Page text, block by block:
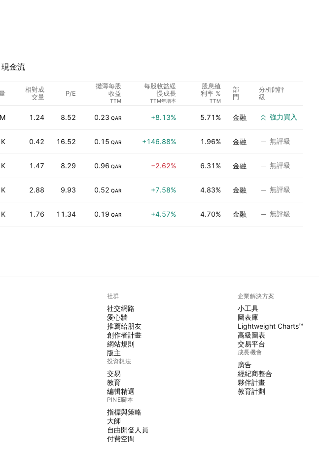
現金流
相對成
交量
P/E
攤薄每股
收益
TTM
每股收益緩
慢成長
TTM年增率
股息殖
利率 %
TTM
部
門
分析師評
級
1.24 8.52 0.23 QAR +8.13% 5.71% 金融 強力買入
0.42 16.52 0.15 QAR +146.88% 1.96% 金融 無評級
1.47 8.29 0.96 QAR −2.62% 6.31% 金融 無評級
2.88 9.93 0.52 QAR +7.58% 4.83% 金融 無評級
1.76 11.34 0.19 QAR +4.57% 4.70% 金融 無評級
社群
社交網路
愛心牆
推薦給朋友
創作者計畫
網站規則
版主
投資想法
交易
教育
編輯精選
PINE腳本
指標與策略
大師
自由開發人員
付費空間
企業解決方案
小工具
圖表庫
Lightweight Charts™
高級圖表
交易平台
成長機會
廣告
經紀商整合
夥伴計畫
教育計劃